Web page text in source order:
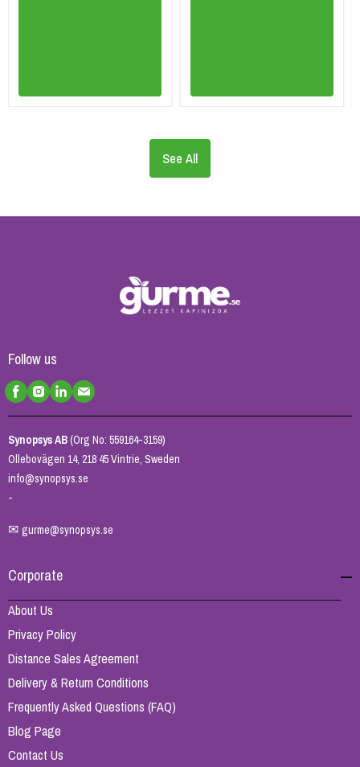
See All
Follow us
Synopsys AB(Org No: 559164-3159)
Ollebovägen 14, 218 45 Vintrie, Sweden
info@synopsys.se
-
✉ gurme@synopsys.se
Corporate
About Us
Privacy Policy
Distance Sales Agreement
Delivery & Return Conditions
Frequently Asked Questions (FAQ)
Blog Page
Contact Us